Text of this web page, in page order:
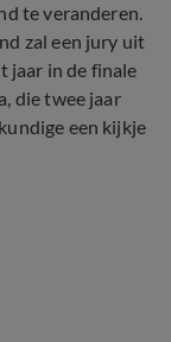
te veranderen.
zal een jury uit
jaar in de finale
die twee jaar
een kijkje